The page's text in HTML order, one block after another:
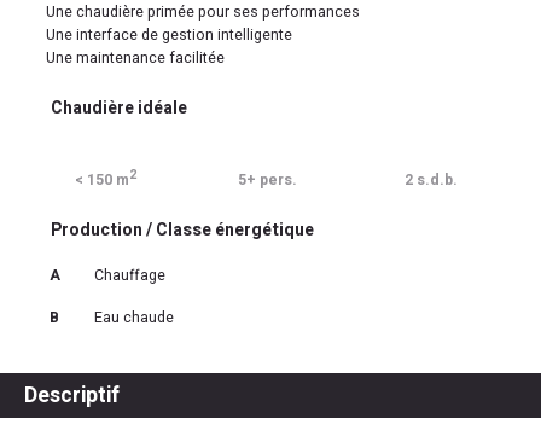
Une chaudière primée pour ses performances
Une interface de gestion intelligente
Une maintenance facilitée
Chaudière idéale
< 150 m2 5+ pers. 2 s.d.b.
Production / Classe énergétique
A
Chauffage
B
Eau chaude
Descriptif